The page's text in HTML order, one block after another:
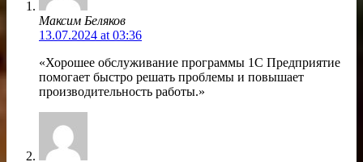
Максим Беляков
13.07.2024 at 03:36
«Хорошее обслуживание программы 1С Предприятие
помогает быстро решать проблемы и повышает
производительность работы.»